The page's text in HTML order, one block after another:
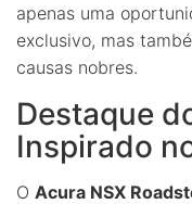
apenas uma
exclusivo, mas
causas nobres.
Destaque
Inspirado
O Acura NSX